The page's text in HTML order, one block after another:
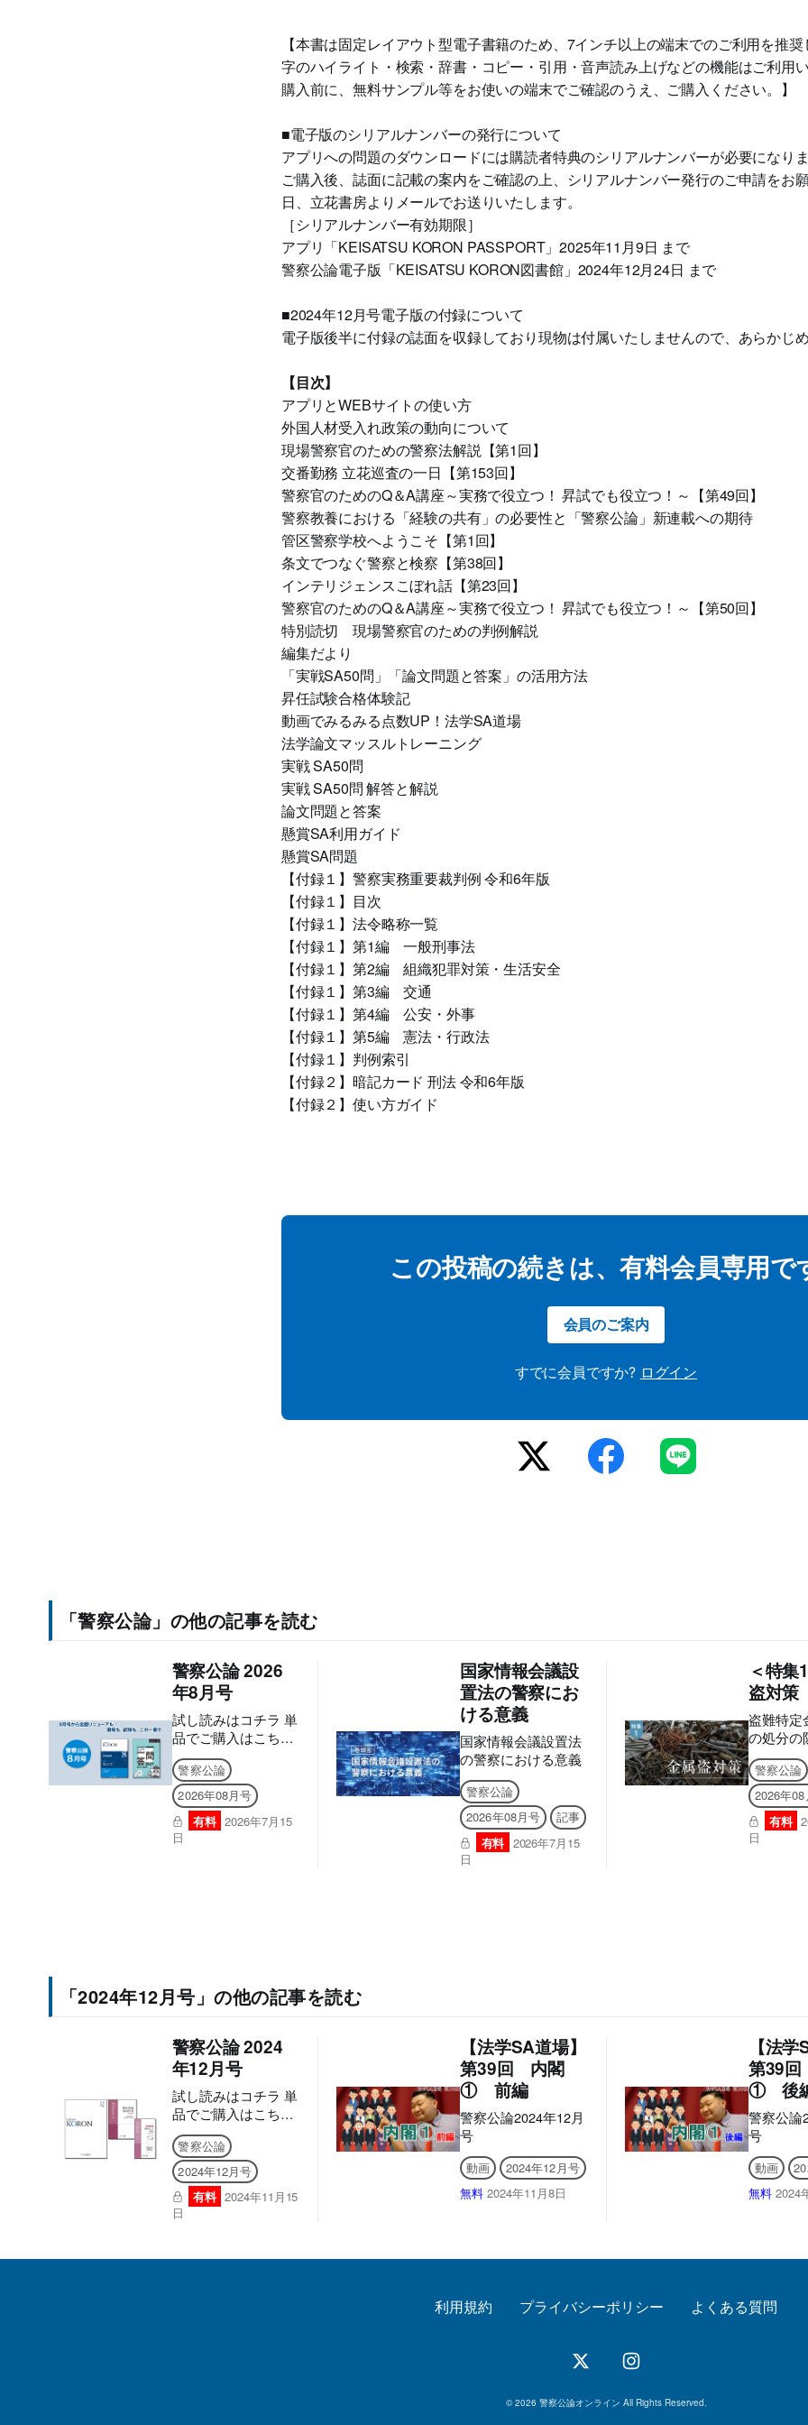
【本書は固定レイアウト型電子書籍のため、7インチ以上の端末でのご利用を推
字のハイライト・検索・辞書・コピー・引用・音声読み上げなどの機能はご利用
購入前に、無料サンプル等をお使いの端末でご確認のうえ、ご購入ください。】
■電子版のシリアルナンバーの発行について
アプリへの問題のダウンロードには購読者特典のシリアルナンバーが必要になり
ご購入後、誌面に記載の案内をご確認の上、シリアルナンバー発行のご申請をお
日、立花書房よりメールでお送りいたします。
［シリアルナンバー有効期限］
アプリ「KEISATSU KORON PASSPORT」2025年11月9日 まで
警察公論電子版「KEISATSU KORON図書館」2024年12月24日 まで
■2024年12月号電子版の付録について
電子版後半に付録の誌面を収録しており現物は付属いたしませんので、あらかじ
【目次】
アプリとWEBサイトの使い方
外国人材受入れ政策の動向について
現場警察官のための警察法解説【第1回】
交番勤務 立花巡査の一日【第153回】
警察官のためのQ＆A講座～実務で役立つ！ 昇試でも役立つ！～【第49回】
警察教養における「経験の共有」の必要性と「警察公論」新連載への期待
管区警察学校へようこそ【第1回】
条文でつなぐ警察と検察【第38回】
インテリジェンスこぼれ話【第23回】
警察官のためのQ＆A講座～実務で役立つ！ 昇試でも役立つ！～【第50回】
特別読切 現場警察官のための判例解説
編集だより
「実戦SA50問」「論文問題と答案」の活用方法
昇任試験合格体験記
動画でみるみる点数UP！法学SA道場
法学論文マッスルトレーニング
実戦 SA50問
実戦 SA50問 解答と解説
論文問題と答案
懸賞SA利用ガイド
懸賞SA問題
【付録１】警察実務重要裁判例 令和6年版
【付録１】目次
【付録１】法令略称一覧
【付録１】第1編 一般刑事法
【付録１】第2編 組織犯罪対策・生活安全
【付録１】第3編 交通
【付録１】第4編 公安・外事
【付録１】第5編 憲法・行政法
【付録１】判例索引
【付録２】暗記カード 刑法 令和6年版
【付録２】使い方ガイド
この投稿の続きは、有料会員専用で
会員のご案内
すでに会員ですか? ログイン
「警察公論」の他の記事を読む
警察公論 2026
年8月号
試し読みはコチラ 単
品でご購入はこちら
【本書は固定レイア
ウト型電子書籍のた
め、なるべく大きな
画面でのご利用を推
奨しております。文
字のハイライト・検
ご購入ください。】
８月号から全面リニ
試験も、この一冊
で。 より見やすく、
より使いやすく。 雑
誌「警察公論」が誌
面を一新し、実務に
も昇任試験にも、さ
らに役立つ内容へ！
■電子版のシリアル
ナンバーの発行につ
いて アプリへの問題
のダウンロードには
ルナンバーが必要に
警察公論
2026年08月号
有料 2026年7月15
日
国家情報会議設
置法の警察にお
ける意義
国家情報会議設置法
の警察における意義
警察公論
2026年08月号
記事
有料 2026年7月15
日
＜特集
盗対策
盗難特定
の処分の
する法
警察公論
2026年
有料
日
「2024年12月号」の他の記事を読む
警察公論 2024
年12月号
試し読みはコチラ 単
品でご購入はこちら
【本書は固定レイア
ウト型電子書籍のた
め、7インチ以上の
端末でのご利用を推
奨しております。文
字のハイライト・検
引用・音声読み上げ
警察公論
2024年12月号
有料 2024年11月15
日
【法学SA道場】
第39回 内閣
① 前編
警察公論2024年12月
号
動画
2024年12月号
無料 2024年11月8日
【法
第39
① 後
警察公論
号
動画
無料 2024
利用規約 プライバシーポリシー よくある質問
© 2026 警察公論オンライン All Rights Reserved.